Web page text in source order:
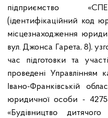
підприємство
(ідентифікаційний код
місцезнаходження
вул. Джонса Гарета, 8),
час підготовки та
проведені Управлінням
Івано-Франківській
юридичної особи -
«Будівництво